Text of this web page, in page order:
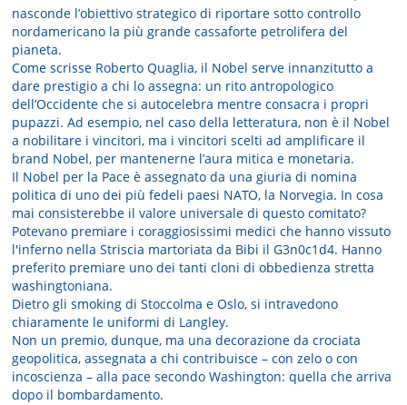
nasconde l’obiettivo strategico di riportare sotto controllo
nordamericano la più grande cassaforte petrolifera del
pianeta.
Come scrisse Roberto Quaglia, il Nobel serve innanzitutto a
dare prestigio a chi lo assegna: un rito antropologico
dell’Occidente che si autocelebra mentre consacra i propri
pupazzi. Ad esempio, nel caso della letteratura, non è il Nobel
a nobilitare i vincitori, ma i vincitori scelti ad amplificare il
brand Nobel, per mantenerne l’aura mitica e monetaria.
Il Nobel per la Pace è assegnato da una giuria di nomina
politica di uno dei più fedeli paesi NATO, la Norvegia. In cosa
mai consisterebbe il valore universale di questo comitato?
Potevano premiare i coraggiosissimi medici che hanno vissuto
l'inferno nella Striscia martoriata da Bibi il G3n0c1d4. Hanno
preferito premiare uno dei tanti cloni di obbedienza stretta
washingtoniana.
Dietro gli smoking di Stoccolma e Oslo, si intravedono
chiaramente le uniformi di Langley.
Non un premio, dunque, ma una decorazione da crociata
geopolitica, assegnata a chi contribuisce – con zelo o con
incoscienza – alla pace secondo Washington: quella che arriva
dopo il bombardamento.